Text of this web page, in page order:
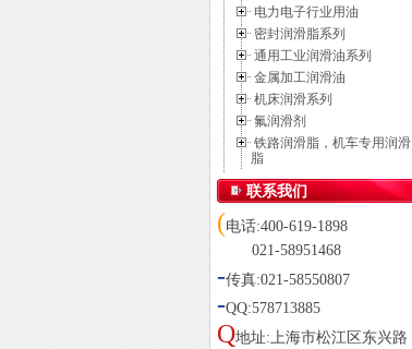
电力电子行业用油
密封润滑脂系列
通用工业润滑油系列
金属加工润滑油
机床润滑系列
氟润滑剂
铁路润滑脂，机车专用润滑
脂
联系我们
(电话:400-619-1898
021-58951468
-传真:021-58550807
-QQ:578713885
Q地址:上海市松江区东兴路